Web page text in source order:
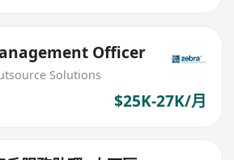
Officer
Solutions
$25K-27K/月